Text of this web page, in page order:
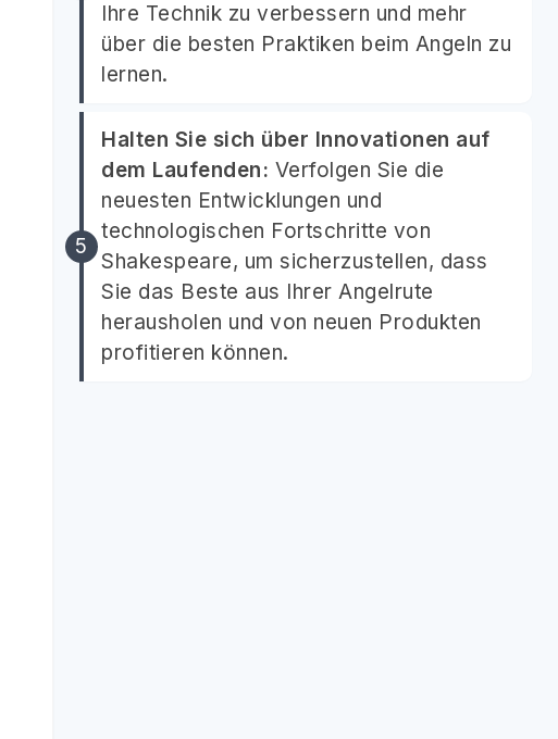
Ihre Technik zu verbessern und mehr
über die besten Praktiken beim Angeln zu
lernen.
Halten Sie sich über Innovationen auf
dem Laufenden: Verfolgen Sie die
neuesten Entwicklungen und
technologischen Fortschritte von
Shakespeare, um sicherzustellen, dass
Sie das Beste aus Ihrer Angelrute
herausholen und von neuen Produkten
profitieren können.